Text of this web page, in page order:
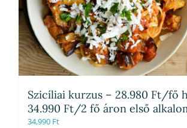
Szicíliai kurzus – 28.980 Ft/fő
34.990 Ft/2 fő áron első
34,990 Ft